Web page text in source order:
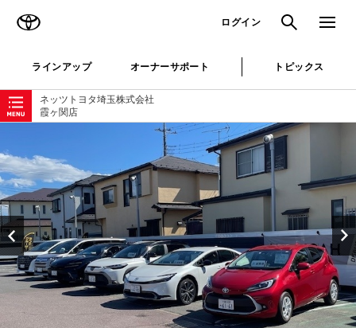
ログイン 検索 メニュ
ラインアップ オーナーサポート トピックス
ネッツトヨタ埼玉株式会社
霞ヶ関店
ローカルナビゲーション